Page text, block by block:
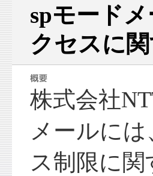
spモード
クセスに
株式会社
メールに
ス制限に